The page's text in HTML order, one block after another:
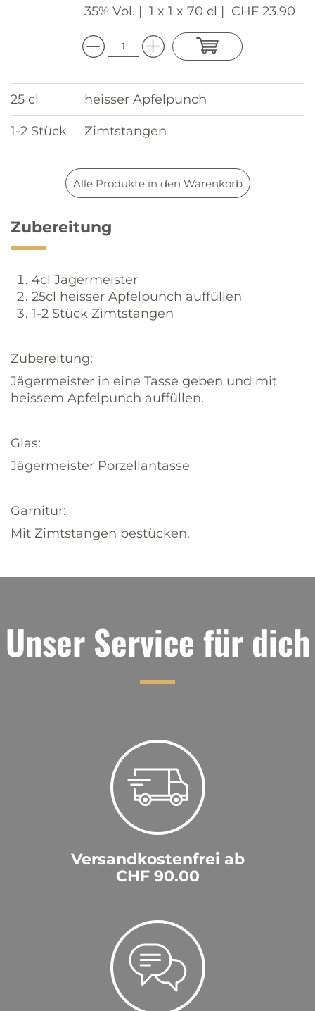
35% Vol. | 1 x 1 x 70 cl | CHF 23.90
25 cl heisser Apfelpunch
1-2 Stück Zimtstangen
Alle Produkte in den Warenkorb
Zubereitung
4cl Jägermeister
25cl heisser Apfelpunch auffüllen
1-2 Stück Zimtstangen
Zubereitung:
Jägermeister in eine Tasse geben und mit
heissem Apfelpunch auffüllen.
Glas:
Jägermeister Porzellantasse
Garnitur:
Mit Zimtstangen bestücken.
Unser Service für dich
Versandkostenfrei ab
CHF 90.00